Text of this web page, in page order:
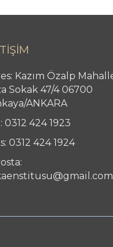
Kazım Özalp
Sokak 47/4 06700
ANKARA
0312 424 1923
0312 424 1924